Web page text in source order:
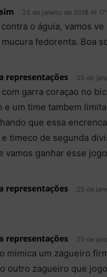
25 de janeiro de 2018 At
o águia, vamos
fedorenta. Boa
representações 25 de
garra coraçao no
e um time tambem
que essa
timeco de segunda
vamos ganhar esse
representações 25 de
representações 25 de
mimica um zagueiro
outro zagueiro que